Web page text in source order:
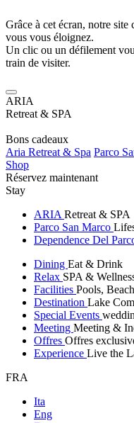
Grâce à cet écran, notre
vous vous éloignez.
Un clic ou un défilement
train de visiter.
ARIA
Retreat & SPA
Bons cadeaux
Aria Retreat & Spa Parco
Shop
Réservez maintenant
Stay
ARIA Retreat & SPA
Parco San Marco
Dependence Del
Dining Eat & Drink
Relax SPA &
Facilities Pools,
Destination Lake
Special Events
Meeting Meeting &
Offres Offres
Experience Live the
FRA
Ita
Eng